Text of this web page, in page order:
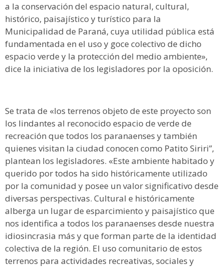
a la conservación del espacio natural, cultural,
histórico, paisajístico y turístico para la
Municipalidad de Paraná, cuya utilidad pública está
fundamentada en el uso y goce colectivo de dicho
espacio verde y la protección del medio ambiente»,
dice la iniciativa de los legisladores por la oposición.
Se trata de «los terrenos objeto de este proyecto son
los lindantes al reconocido espacio de verde de
recreación que todos los paranaenses y también
quienes visitan la ciudad conocen como Patito Siriri”,
plantean los legisladores. «Este ambiente habitado y
querido por todos ha sido históricamente utilizado
por la comunidad y posee un valor significativo desde
diversas perspectivas. Cultural e históricamente
alberga un lugar de esparcimiento y paisajístico que
nos identifica a todos los paranaenses desde nuestra
idiosincrasia más y que forman parte de la identidad
colectiva de la región. El uso comunitario de estos
terrenos para actividades recreativas, sociales y